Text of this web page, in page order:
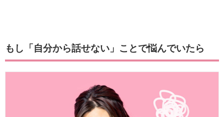
もし「自分から話せない」ことで悩んでいたら